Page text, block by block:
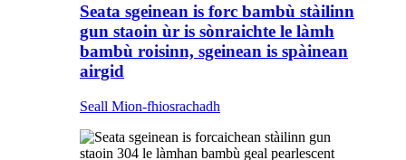
Seata sgeinean is forc bambù stàilinn
gun staoin ùr is sònraichte le làmh
bambù roisinn, sgeinean is spàinean
airgid
Seall Mion-fhiosrachadh